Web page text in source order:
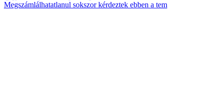
Megszámlálhatatlanul sokszor kérdeztek ebben a tem